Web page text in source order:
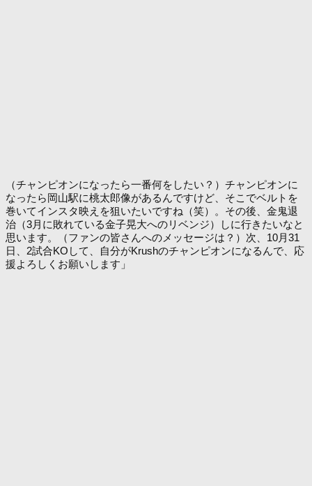
（チャンピオンになったら一番何をしたい？）チャンピオンに
なったら岡山駅に桃太郎像があるんですけど、そこでベルトを
巻いてインスタ映えを狙いたいですね（笑）。その後、金鬼退
治（3月に敗れている金子晃大へのリベンジ）しに行きたいなと
思います。（ファンの皆さんへのメッセージは？）次、10月31
日、2試合KOして、自分がKrushのチャンピオンになるんで、応
援よろしくお願いします」